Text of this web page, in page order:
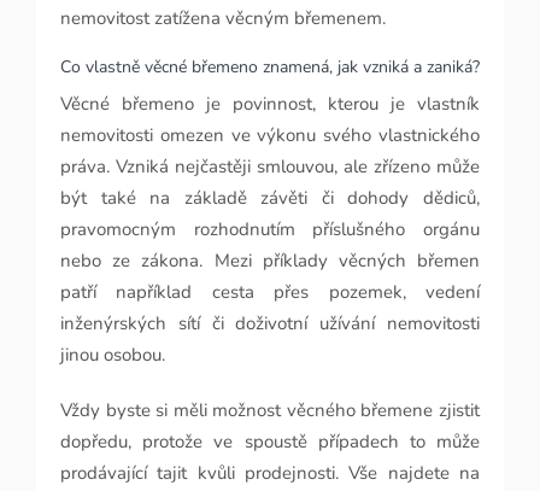
nemovitost zatížena věcným břemenem.
Co vlastně věcné břemeno znamená, jak vzniká a zaniká?
Věcné břemeno je povinnost, kterou je vlastník
nemovitosti omezen ve výkonu svého vlastnického
práva. Vzniká nejčastěji smlouvou, ale zřízeno může
být také na základě závěti či dohody dědiců,
pravomocným rozhodnutím příslušného orgánu
nebo ze zákona. Mezi příklady věcných břemen
patří například cesta přes pozemek, vedení
inženýrských sítí či doživotní užívání nemovitosti
jinou osobou.
Vždy byste si měli možnost věcného břemene zjistit
dopředu, protože ve spoustě případech to může
prodávající tajit kvůli prodejnosti. Vše najdete na